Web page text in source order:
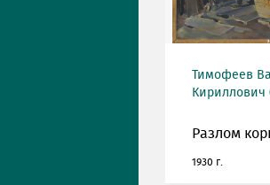
Тимофеев
Кириллович
Разлом
1930 г.